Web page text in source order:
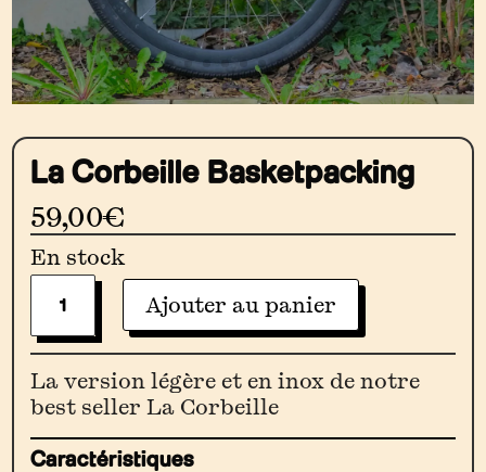
La Corbeille Basketpacking
59,00€
En stock
La
Corbeille
Ajouter au panier
La version légère et en inox de notre
best seller La Corbeille
Caractéristiques